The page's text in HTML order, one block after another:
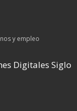
y empleo
Digitales Siglo